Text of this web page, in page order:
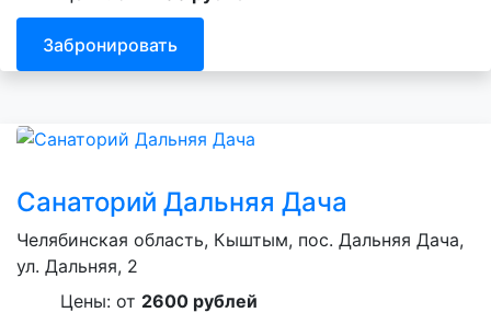
Забронировать
Санаторий Дальняя Дача
Челябинская область, Кыштым, пос. Дальняя Дача,
ул. Дальняя, 2
Цены: от 2600 рублей